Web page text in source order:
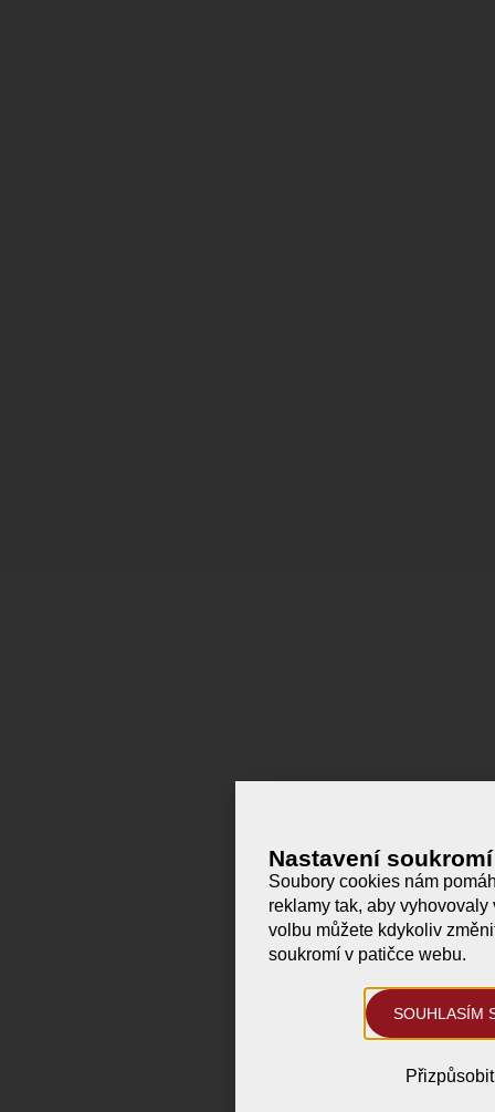
Nastavení soukromí
Soubory cookies nám
reklamy tak, aby
volbu můžete kdykoliv
soukromí v patičce webu.
SOUHLASÍM